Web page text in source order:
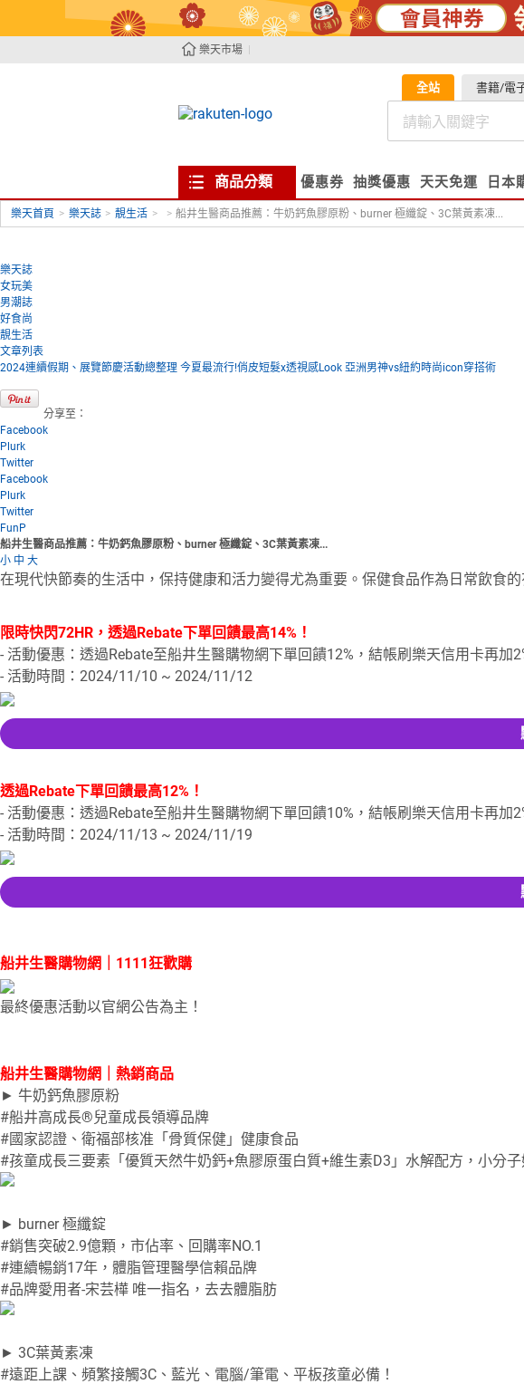
樂天市場
全站 書籍/電
商品分類 優惠券 抽獎優惠 天天免運 日本
樂天首頁 > 樂天誌 > 靚生活 > > 船井生醫商品推薦：牛奶鈣魚膠原粉、burner 極纖錠、3C葉黃素凍...
樂天誌
女玩美
男潮誌
好食尚
靚生活
文章列表
2024連續假期、展覽節慶活動總整理 今夏最流行!俏皮短髮x透視感Look 亞洲男神vs紐約時尚icon穿搭術
分享至：
Facebook
Plurk
Twitter
Facebook
Plurk
Twitter
FunP
船井生醫商品推薦：牛奶鈣魚膠原粉、burner 極纖錠、3C葉黃素凍...
小 中 大
在現代快節奏的生活中，保持健康和活力變得尤為重要。保健食品作為日常飲食
限時快閃72HR，透過Rebate下單回饋最高14%！
- 活動優惠：透過Rebate至船井生醫購物網下單回饋12%，結帳刷樂天信用卡再加
- 活動時間：2024/11/10 ~ 2024/11/12
透過Rebate下單回饋最高12%！
- 活動優惠：透過Rebate至船井生醫購物網下單回饋10%，結帳刷樂天信用卡再加
- 活動時間：2024/11/13 ~ 2024/11/19
船井生醫購物網｜1111狂歡購
最終優惠活動以官網公告為主！
船井生醫購物網｜熱銷商品
► 牛奶鈣魚膠原粉
#船井高成長®兒童成長領導品牌
#國家認證、衛福部核准「骨質保健」健康食品
#孩童成長三要素「優質天然牛奶鈣+魚膠原蛋白質+維生素D3」水解配方，小分
► burner 極纖錠
#銷售突破2.9億顆，市佔率、回購率NO.1
#連續暢銷17年，體脂管理醫學信賴品牌
#品牌愛用者-宋芸樺 唯一指名，去去體脂肪
► 3C葉黃素凍
#遠距上課、頻繁接觸3C、藍光、電腦/筆電、平板孩童必備！